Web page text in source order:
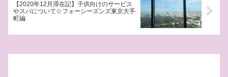
【2020年12月滞在記】子供向けのサービス
やスパについて☆フォーシーズンズ東京大手
町編